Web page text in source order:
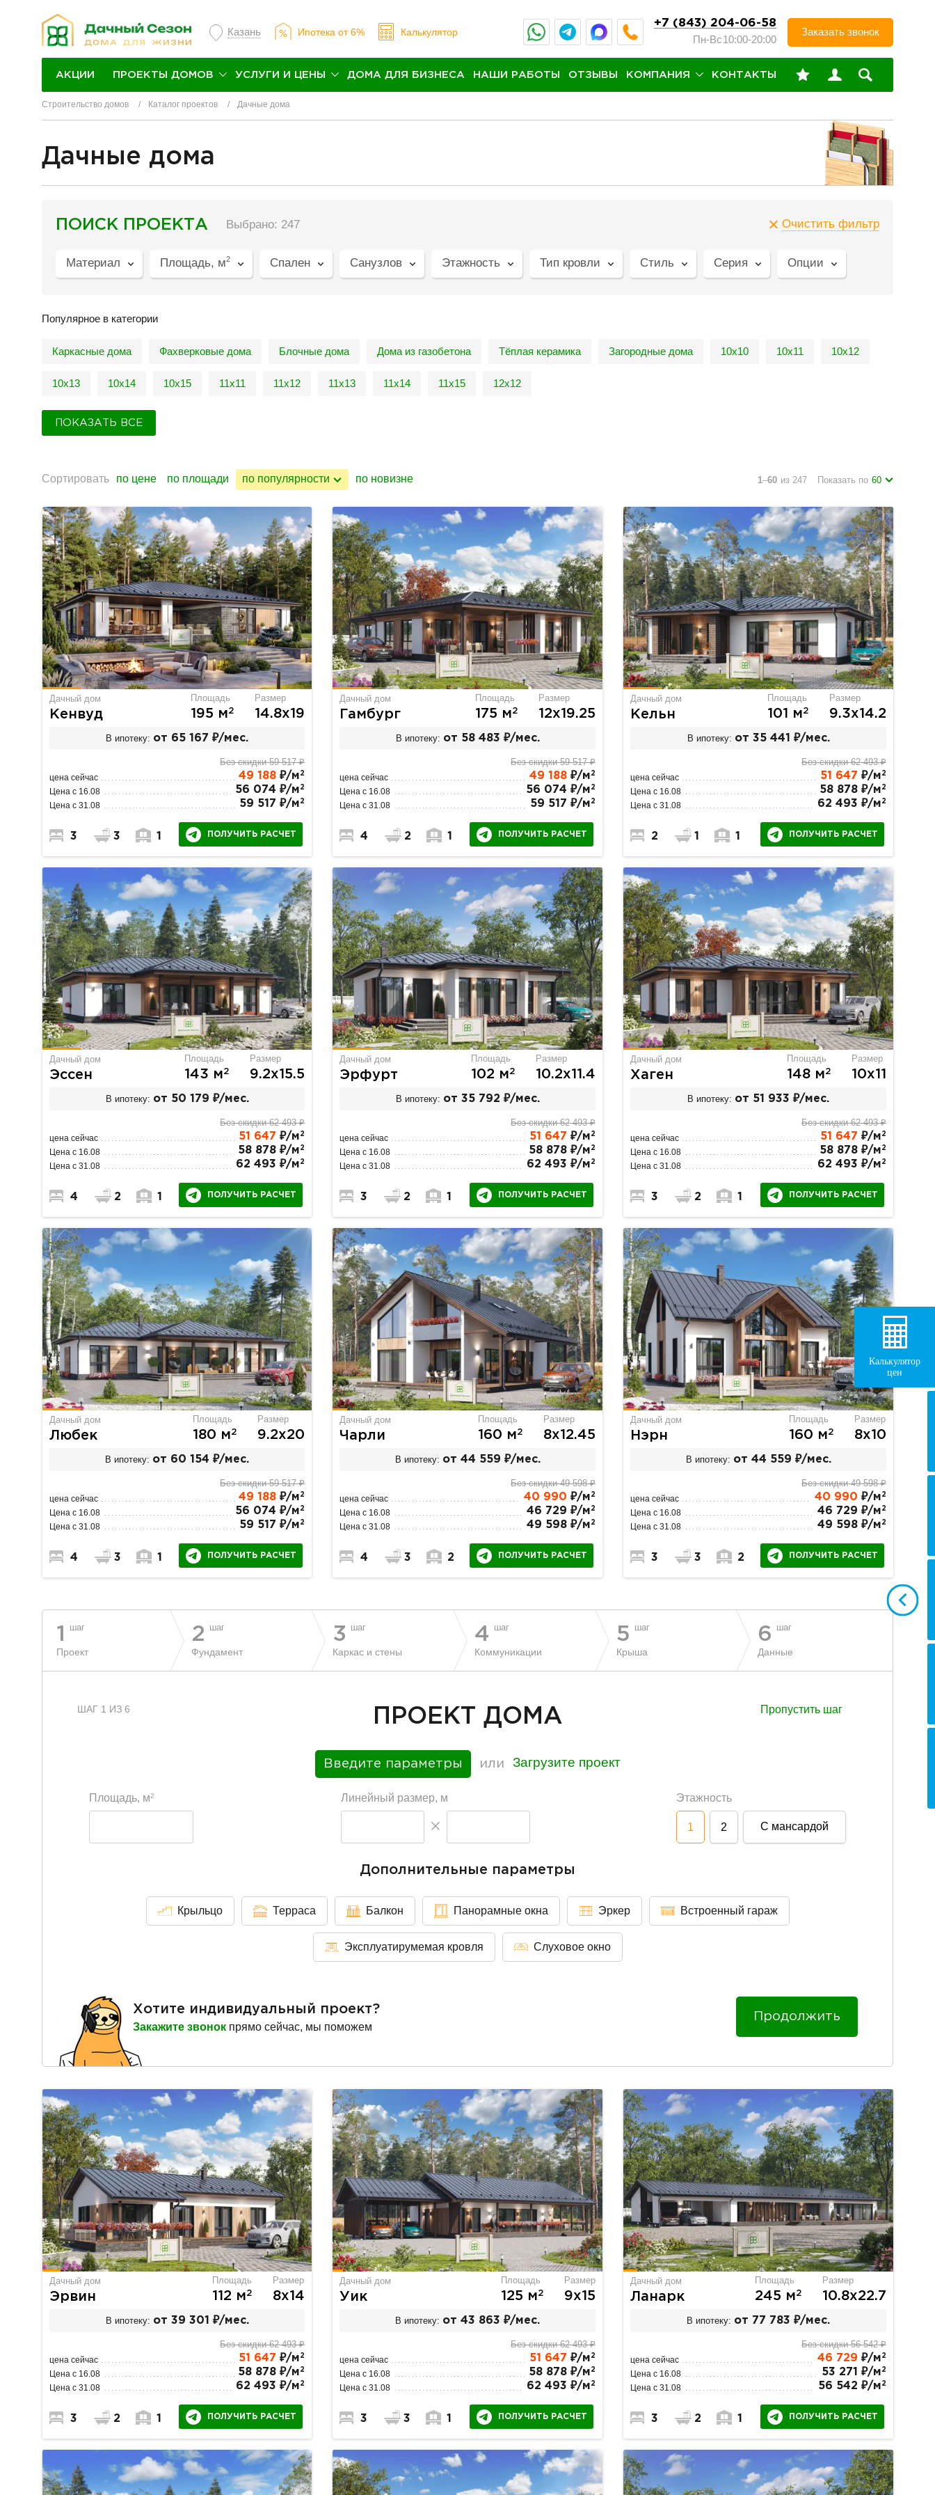
Казань Ипотека от 6% Калькулятор
+7 (843) 204-06-58
Пн-Вс10:00-20:00
Заказать звонок
АКЦИИ ПРОЕКТЫ ДОМОВ УСЛУГИ И ЦЕНЫ ДОМА ДЛЯ БИЗНЕСА НАШИ РАБОТЫ ОТЗЫВЫ КОМПАНИЯ КОНТАКТЫ
Строительство домов Каталог проектов Дачные дома
Дачные дома
ПОИСК ПРОЕКТА Выбрано: 247 Очистить фильтр
Материал Площадь, м2 Спален Санузлов Этажность Тип кровли Стиль Серия Опции
Популярное в категории
Каркасные дома Фахверковые дома Блочные дома Дома из газобетона Тёплая керамика Загородные дома 10х10 10х11 10х12
10х13 10х14 10х15 11х11 11х12 11х13 11х14 11х15 12х12
ПОКАЗАТЬ ВСЕ
Сортировать по цене по площади по популярности по новизне 1–60 из 247 Показать по 60
Дачный дом
Кенвуд
Площадь
195 м2
Размер
14.8х19
В ипотеку: от 65 167 ₽/мес.
Без скидки 59 517 ₽
цена сейчас 49 188 ₽/м 2
Цена с 16.08 56 074 ₽/м 2
Цена с 31.08 59 517 ₽/м 2
3 3 1 ПОЛУЧИТЬ РАСЧЕТ
Дачный дом
Гамбург
Площадь
175 м2
Размер
12х19.25
В ипотеку: от 58 483 ₽/мес.
Без скидки 59 517 ₽
цена сейчас 49 188 ₽/м 2
Цена с 16.08 56 074 ₽/м 2
Цена с 31.08 59 517 ₽/м 2
4 2 1 ПОЛУЧИТЬ РАСЧЕТ
Дачный дом
Кельн
Площадь
101 м2
Размер
9.3х14.2
В ипотеку: от 35 441 ₽/мес.
Без скидки 62 493 ₽
цена сейчас 51 647 ₽/м 2
Цена с 16.08 58 878 ₽/м 2
Цена с 31.08 62 493 ₽/м 2
2 1 1 ПОЛУЧИТЬ РАСЧЕТ
Дачный дом
Эссен
Площадь
143 м2
Размер
9.2х15.5
В ипотеку: от 50 179 ₽/мес.
Без скидки 62 493 ₽
цена сейчас 51 647 ₽/м 2
Цена с 16.08 58 878 ₽/м 2
Цена с 31.08 62 493 ₽/м 2
4 2 1 ПОЛУЧИТЬ РАСЧЕТ
Дачный дом
Эрфурт
Площадь
102 м2
Размер
10.2х11.4
В ипотеку: от 35 792 ₽/мес.
Без скидки 62 493 ₽
цена сейчас 51 647 ₽/м 2
Цена с 16.08 58 878 ₽/м 2
Цена с 31.08 62 493 ₽/м 2
3 2 1 ПОЛУЧИТЬ РАСЧЕТ
Дачный дом
Хаген
Площадь
148 м2
Размер
10х11
В ипотеку: от 51 933 ₽/мес.
Без скидки 62 493 ₽
цена сейчас 51 647 ₽/м 2
Цена с 16.08 58 878 ₽/м 2
Цена с 31.08 62 493 ₽/м 2
3 2 1 ПОЛУЧИТЬ РАСЧЕТ
Дачный дом
Любек
Площадь
180 м2
Размер
9.2х20
В ипотеку: от 60 154 ₽/мес.
Без скидки 59 517 ₽
цена сейчас 49 188 ₽/м 2
Цена с 16.08 56 074 ₽/м 2
Цена с 31.08 59 517 ₽/м 2
4 3 1 ПОЛУЧИТЬ РАСЧЕТ
Дачный дом
Чарли
Площадь
160 м2
Размер
8х12.45
В ипотеку: от 44 559 ₽/мес.
Без скидки 49 598 ₽
цена сейчас 40 990 ₽/м 2
Цена с 16.08 46 729 ₽/м 2
Цена с 31.08 49 598 ₽/м 2
4 3 2 ПОЛУЧИТЬ РАСЧЕТ
Дачный дом
Нэрн
Площадь
160 м2
Размер
8х10
В ипотеку: от 44 559 ₽/мес.
Без скидки 49 598 ₽
цена сейчас 40 990 ₽/м 2
Цена с 16.08 46 729 ₽/м 2
Цена с 31.08 49 598 ₽/м 2
3 3 2 ПОЛУЧИТЬ РАСЧЕТ
1 шаг
Проект
2 шаг
Фундамент
3 шаг
Каркас и стены
4 шаг
Коммуникации
5 шаг
Крыша
6 шаг
Данные
ШАГ 1 ИЗ 6 ПРОЕКТ ДОМА Пропустить шаг
Введите параметры или Загрузите проект
Площадь, м2 Линейный размер, м Этажность
1 2 С мансардой
Дополнительные параметры
Крыльцо Терраса Балкон Панорамные окна Эркер Встроенный гараж
Эксплуатирумемая кровля Слуховое окно
Хотите индивидуальный проект?
Закажите звонок прямо сейчас, мы поможем
Продолжить
Дачный дом
Эрвин
Площадь
112 м2
Размер
8х14
В ипотеку: от 39 301 ₽/мес.
Без скидки 62 493 ₽
цена сейчас 51 647 ₽/м 2
Цена с 16.08 58 878 ₽/м 2
Цена с 31.08 62 493 ₽/м 2
3 2 1 ПОЛУЧИТЬ РАСЧЕТ
Дачный дом
Уик
Площадь
125 м2
Размер
9х15
В ипотеку: от 43 863 ₽/мес.
Без скидки 62 493 ₽
цена сейчас 51 647 ₽/м 2
Цена с 16.08 58 878 ₽/м 2
Цена с 31.08 62 493 ₽/м 2
3 3 1 ПОЛУЧИТЬ РАСЧЕТ
Дачный дом
Ланарк
Площадь
245 м2
Размер
10.8х22.7
В ипотеку: от 77 783 ₽/мес.
Без скидки 56 542 ₽
цена сейчас 46 729 ₽/м 2
Цена с 16.08 53 271 ₽/м 2
Цена с 31.08 56 542 ₽/м 2
3 2 1 ПОЛУЧИТЬ РАСЧЕТ
Калькулятор
цен